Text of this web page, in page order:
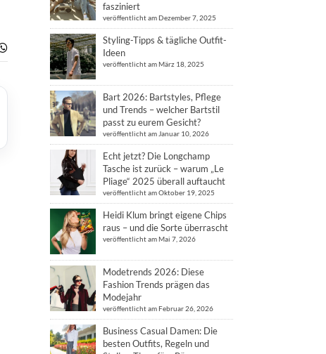
fasziniert
veröffentlicht am Dezember 7, 2025
Styling-Tipps & tägliche Outfit-
Ideen
veröffentlicht am März 18, 2025
Bart 2026: Bartstyles, Pflege
und Trends – welcher Bartstil
passt zu eurem Gesicht?
veröffentlicht am Januar 10, 2026
Echt jetzt? Die Longchamp
Tasche ist zurück – warum „Le
Pliage“ 2025 überall auftaucht
veröffentlicht am Oktober 19, 2025
Heidi Klum bringt eigene Chips
raus – und die Sorte überrascht
veröffentlicht am Mai 7, 2026
Modetrends 2026: Diese
Fashion Trends prägen das
Modejahr
veröffentlicht am Februar 26, 2026
Business Casual Damen: Die
besten Outfits, Regeln und